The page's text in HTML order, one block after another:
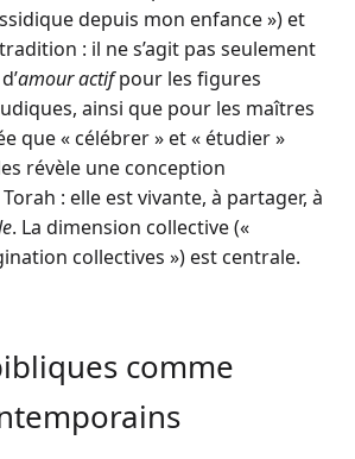
depuis mon enfance ») et
: il ne s’agit pas seulement
amour actifpour les figures
ainsi que pour les maîtres
que « célébrer » et « étudier »
révèle une conception
: elle est vivante, à partager, à
. La dimension collective («
collectives ») est centrale.
comme